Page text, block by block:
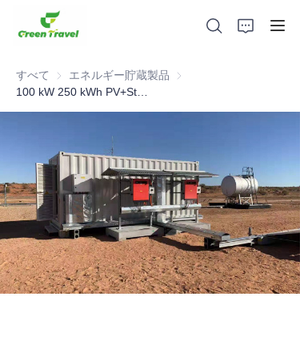
すべて エネルギー貯蔵製品 エネルギー貯蔵製品
製品
私たちについて
ニュースと協力事例